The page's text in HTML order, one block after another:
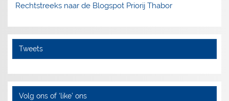
Rechtstreeks naar de Blogspot Priorij Thabor
Tweets
Volg ons of ‘like’ ons